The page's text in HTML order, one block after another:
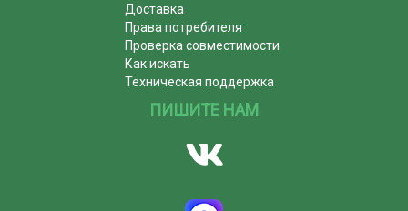
Доставка
Права потребителя
Проверка совместимости
Как искать
Техническая поддержка
ПИШИТЕ НАМ